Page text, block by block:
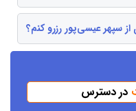
سپهر عیسی‌پور رزرو کنم؟
در دسترس